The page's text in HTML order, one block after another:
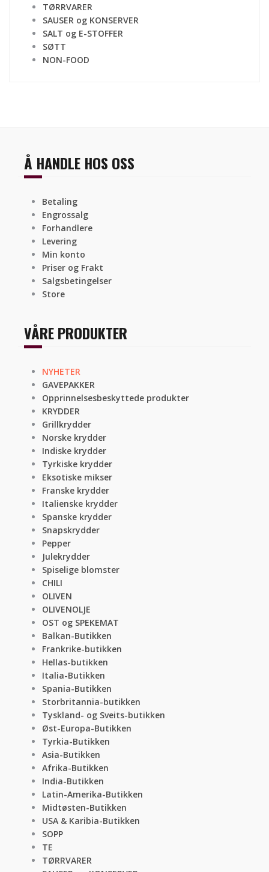
TØRRVARER
SAUSER og KONSERVER
SALT og E-STOFFER
SØTT
NON-FOOD
Å HANDLE HOS OSS
Betaling
Engrossalg
Forhandlere
Levering
Min konto
Priser og Frakt
Salgsbetingelser
Store
VÅRE PRODUKTER
NYHETER
GAVEPAKKER
Opprinnelsesbeskyttede produkter
KRYDDER
Grillkrydder
Norske krydder
Indiske krydder
Tyrkiske krydder
Eksotiske mikser
Franske krydder
Italienske krydder
Spanske krydder
Snapskrydder
Pepper
Julekrydder
Spiselige blomster
CHILI
OLIVEN
OLIVENOLJE
OST og SPEKEMAT
Balkan-Butikken
Frankrike-butikken
Hellas-butikken
Italia-Butikken
Spania-Butikken
Storbritannia-butikken
Tyskland- og Sveits-butikken
Øst-Europa-Butikken
Tyrkia-Butikken
Asia-Butikken
Afrika-Butikken
India-Butikken
Latin-Amerika-Butikken
Midtøsten-Butikken
USA & Karibia-Butikken
SOPP
TE
TØRRVARER